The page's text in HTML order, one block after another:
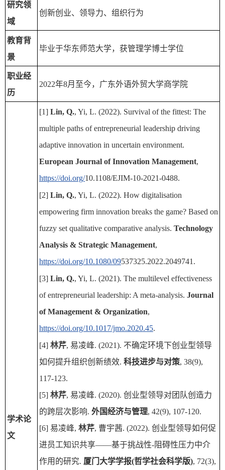
研究领
域
创新创业、领导力、组织行为
教育背
景
毕业于华东师范大学，获管理学博士学位
职业经
历
2022年8月至今，广东外语外贸大学商学院
学术论
文
[1] Lin, Q., Yi, L. (2022). Survival of the fittest: The
multiple paths of entrepreneurial leadership driving
adaptive innovation in uncertain environment.
European Journal of Innovation Management,
https://doi.org/10.1108/EJIM-10-2021-0488.
[2] Lin, Q., Yi, L. (2022). How digitalisation
empowering firm innovation breaks the game? Based on
fuzzy set qualitative comparative analysis. Technology
Analysis & Strategic Management,
https://doi.org/10.1080/09537325.2022.2049741.
[3] Lin, Q., Yi, L. (2021). The multilevel effectiveness
of entrepreneurial leadership: A meta-analysis. Journal
of Management & Organization,
https://doi.org/10.1017/jmo.2020.45.
[4] 林芹, 易凌峰. (2021). 不确定环境下创业型领导
如何提升组织创新绩效. 科技进步与对策, 38(9),
117-123.
[5] 林芹, 易凌峰. (2020). 创业型领导对团队创造力
的跨层次影响. 外国经济与管理, 42(9), 107-120.
[6] 易凌峰, 林芹, 曹宇茜. (2022). 创业型领导如何促
进员工知识共享——基于挑战性-阻碍性压力中介
作用的研究. 厦门大学学报(哲学社会科学版), 72(3),